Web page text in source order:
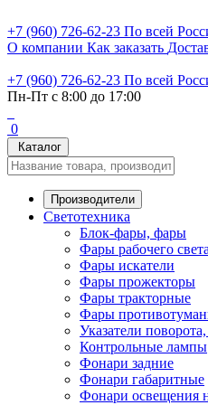
+7 (960) 726-62-23 По всей
О компании Как заказать
+7 (960) 726-62-23 По всей
Пн-Пт с 8:00 до 17:00
0
Каталог
Производители
Светотехника
Блок-фары, фары
Фары рабочего света
Фары искатели
Фары прожекторы
Фары тракторные
Фары
Указатели
Контрольные лампы
Фонари задние
Фонари габаритные
Фонари освещения